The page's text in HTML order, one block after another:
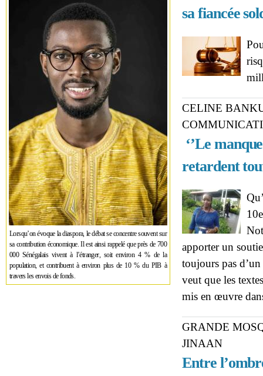
Lorsqu’on évoque la diaspora, le débat se concentre souvent sur
sa contribution économique. Il est ainsi rappelé que près de 700
000 Sénégalais vivent à l’étranger, soit environ 4 % de la
population, et contribuent à environ plus de 10 % du PIB à
travers les envois de fonds.
sa fiancée
CELINE
‘’Le
retardent
apporter un
toujours pas
veut que les
mis en œuvre
GRANDE
JINAAN
Entre